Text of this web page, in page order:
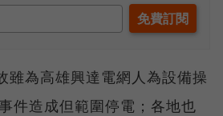
雖為高雄興達電網人為設備操
件造成但範圍停電；各地也